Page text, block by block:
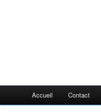
Accueil Contact